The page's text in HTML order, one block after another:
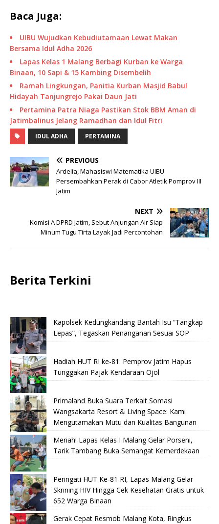
Baca Juga:
UIBU Wujudkan Kebudiutamaan Lewat Makan
Bersama Idul Adha 2026
Lapas Kelas 1 Malang Berbagi Kurban ke Warga
Binaan, 10 Sapi & 15 Kambing Disembelih
Ramah Lingkungan, Panitia Kurban Masjid Babul
Hidayah Tanjungrejo Pakai Daun Jati
Pertamina Patra Niaga Pastikan Stok BBM Aman di
Jatimbalinus Jelang Ramadhan dan Idul Fitri
IDUL ADHA PERTAMINA
PREVIOUS
Ardelia, Mahasiswi Matematika UIBU
Persembahkan Perak di Cabor Atletik Pomprov III
Jatim
NEXT
Komisi A DPRD Jatim, Sebut Anjungan Air Siap
Minum Tugu Tirta Layak Jadi Percontohan
Berita Terkini
Kapolsek Kedungkandang Bantah Isu “Tangkap
Lepas”, Tegaskan Penanganan Sesuai SOP
Hadiah HUT RI ke-81: Pemprov Jatim Hapus
Tunggakan Pajak Kendaraan Ojol
Primaland Buka Suara Terkait Somasi
Wangsakarta Resort & Living Space: Kami
Mengutamakan Mutu dan Kualitas Bangunan
Meriah! Lapas Kelas I Malang Gelar Porseni,
Tarik Tambang Buka Semangat Kemerdekaan
Peringati HUT Ke-81 RI, Lapas Malang Gelar
Skrining HIV Hingga Cek Kesehatan Gratis untuk
652 Warga Binaan
Gerak Cepat Resmob Malang Kota, Ringkus